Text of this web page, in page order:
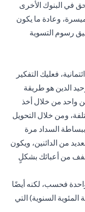
في البنوك الأخرى
وعادة ما يكون
رسوم التسوية
فعليك التفكير
الدين هو طريقة
واحد من خلال أخذ
ومن خلال التحويل
السداد مرة
من الدائنين، ويكون
من أعبائك بشكلٍ
فحسب، لكنه أيضًا
السنوية) التي